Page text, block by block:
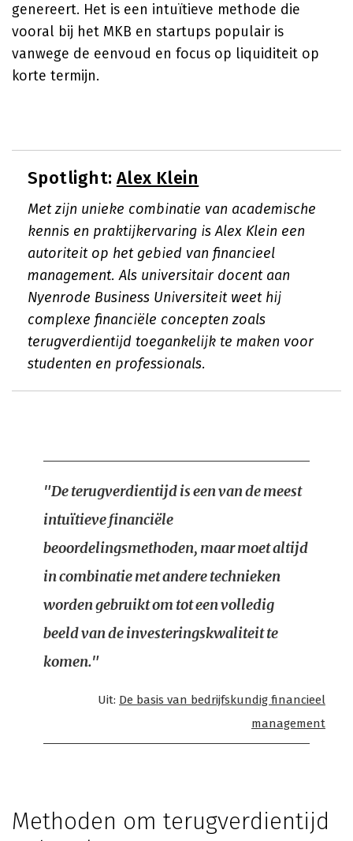
genereert. Het is een intuïtieve methode die
vooral bij het MKB en startups populair is
vanwege de eenvoud en focus op liquiditeit op
korte termijn.
Spotlight: Alex Klein
Met zijn unieke combinatie van academische
kennis en praktijkervaring is Alex Klein een
autoriteit op het gebied van financieel
management. Als universitair docent aan
Nyenrode Business Universiteit weet hij
complexe financiële concepten zoals
terugverdientijd toegankelijk te maken voor
studenten en professionals.
"De terugverdientijd is een van de meest
intuïtieve financiële
beoordelingsmethoden, maar moet altijd
in combinatie met andere technieken
worden gebruikt om tot een volledig
beeld van de investeringskwaliteit te
komen."
Uit: De basis van bedrijfskundig financieel
management
Methoden om terugverdientijd